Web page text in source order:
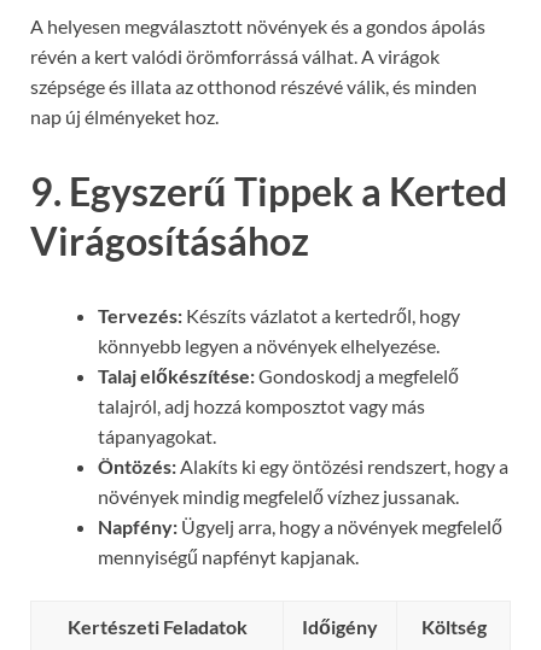
A helyesen megválasztott növények és a gondos ápolás
révén a kert valódi örömforrássá válhat. A virágok
szépsége és illata az otthonod részévé válik, és minden
nap új élményeket hoz.
9. Egyszerű Tippek a Kerted
Virágosításához
Tervezés: Készíts vázlatot a kertedről, hogy
könnyebb legyen a növények elhelyezése.
Talaj előkészítése:Gondoskodj a megfelelő
talajról, adj hozzá komposztot vagy más
tápanyagokat.
Öntözés: Alakíts ki egy öntözési rendszert, hogy a
növények mindig megfelelő vízhez jussanak.
Napfény: Ügyelj arra, hogy a növények megfelelő
mennyiségű napfényt kapjanak.
Kertészeti Feladatok Időigény Költség